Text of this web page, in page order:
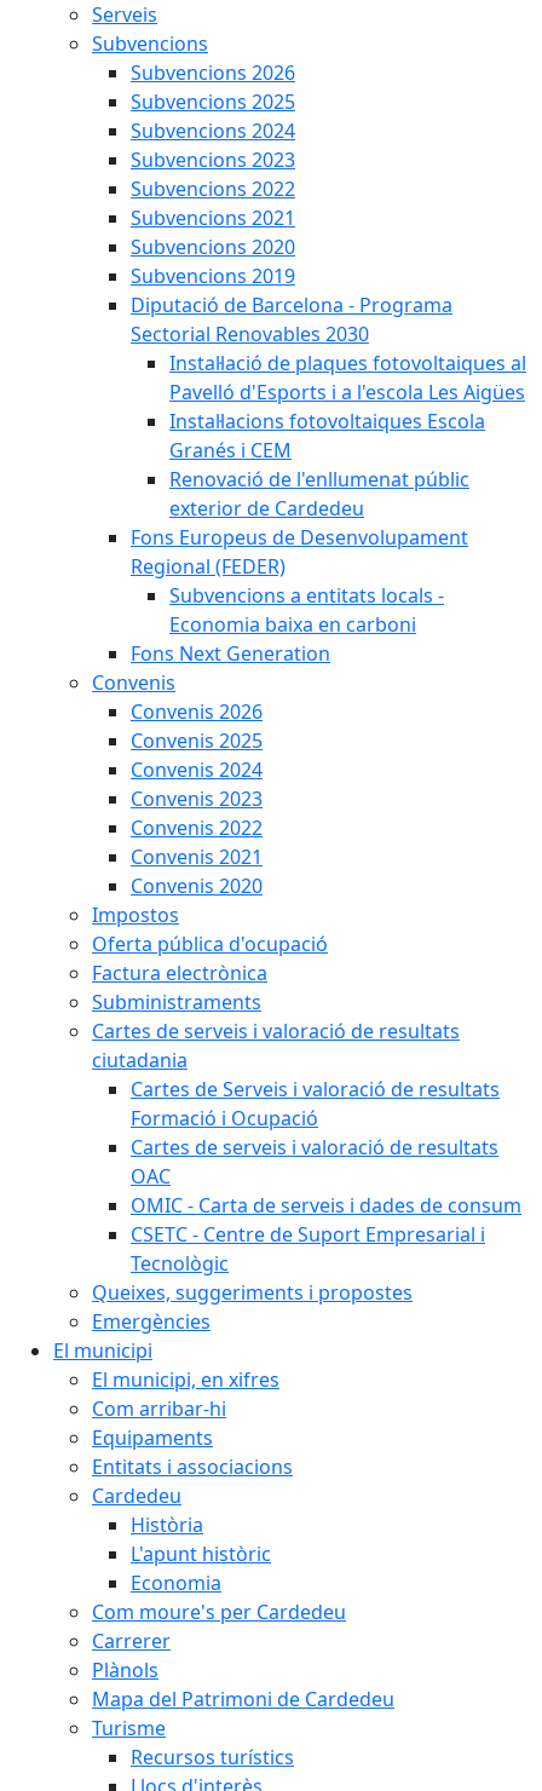
Serveis
Subvencions
Subvencions 2026
Subvencions 2025
Subvencions 2024
Subvencions 2023
Subvencions 2022
Subvencions 2021
Subvencions 2020
Subvencions 2019
Diputació de Barcelona - Programa
Sectorial Renovables 2030
Instal·lació de plaques fotovoltaiques al
Pavelló d'Esports i a l'escola Les Aigües
Instal·lacions fotovoltaiques Escola
Granés i CEM
Renovació de l'enllumenat públic
exterior de Cardedeu
Fons Europeus de Desenvolupament
Regional (FEDER)
Subvencions a entitats locals -
Economia baixa en carboni
Fons Next Generation
Convenis
Convenis 2026
Convenis 2025
Convenis 2024
Convenis 2023
Convenis 2022
Convenis 2021
Convenis 2020
Impostos
Oferta pública d'ocupació
Factura electrònica
Subministraments
Cartes de serveis i valoració de resultats
ciutadania
Cartes de Serveis i valoració de resultats
Formació i Ocupació
Cartes de serveis i valoració de resultats
OAC
OMIC - Carta de serveis i dades de consum
CSETC - Centre de Suport Empresarial i
Tecnològic
Queixes, suggeriments i propostes
Emergències
El municipi
El municipi, en xifres
Com arribar-hi
Equipaments
Entitats i associacions
Cardedeu
Història
L'apunt històric
Economia
Com moure's per Cardedeu
Carrerer
Plànols
Mapa del Patrimoni de Cardedeu
Turisme
Recursos turístics